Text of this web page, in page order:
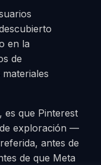
en la
de
es que Pinterest
exploración —
antes de
de que Meta